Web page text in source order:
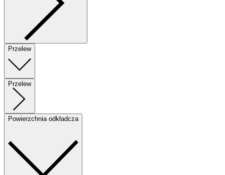
Przelew
Przelew
Powierzchnia odkładcza